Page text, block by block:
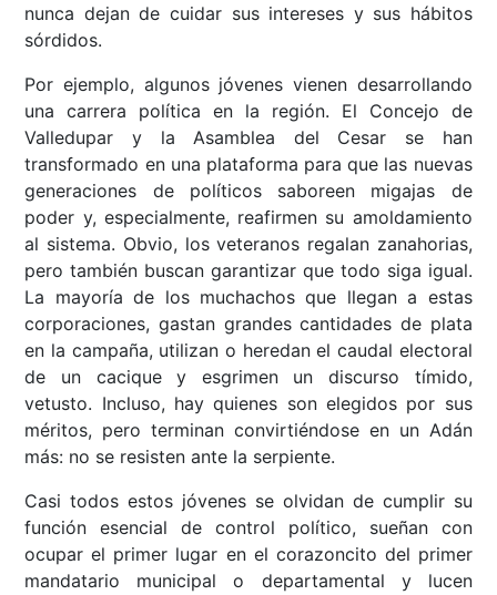
nunca dejan de cuidar sus intereses y sus hábitos
sórdidos.
Por ejemplo, algunos jóvenes vienen desarrollando
una carrera política en la región. El Concejo de
Valledupar y la Asamblea del Cesar se han
transformado en una plataforma para que las nuevas
generaciones de políticos saboreen migajas de
poder y, especialmente, reafirmen su amoldamiento
al sistema. Obvio, los veteranos regalan zanahorias,
pero también buscan garantizar que todo siga igual.
La mayoría de los muchachos que llegan a estas
corporaciones, gastan grandes cantidades de plata
en la campaña, utilizan o heredan el caudal electoral
de un cacique y esgrimen un discurso tímido,
vetusto. Incluso, hay quienes son elegidos por sus
méritos, pero terminan convirtiéndose en un Adán
más: no se resisten ante la serpiente.
Casi todos estos jóvenes se olvidan de cumplir su
función esencial de control político, sueñan con
ocupar el primer lugar en el corazoncito del primer
mandatario municipal o departamental y lucen